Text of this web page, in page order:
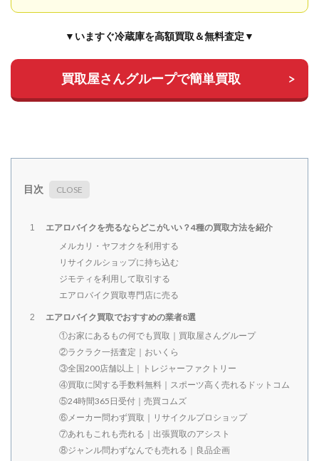
▼いますぐ冷蔵庫を高額買取＆無料査定▼
買取屋さんグループで簡単買取
目次
1
エアロバイクを売るならどこがいい？4種の買取方法を紹介
メルカリ・ヤフオクを利用する
リサイクルショップに持ち込む
ジモティを利用して取引する
エアロバイク買取専門店に売る
2
エアロバイク買取でおすすめの業者8選
①お家にあるもの何でも買取｜買取屋さんグループ
②ラクラク一括査定｜おいくら
③全国200店舗以上｜トレジャーファクトリー
④買取に関する手数料無料｜スポーツ高く売れるドットコム
⑤24時間365日受付｜売買コムズ
⑥メーカー問わず買取｜リサイクルプロショップ
⑦あれもこれも売れる｜出張買取のアシスト
⑧ジャンル問わずなんでも売れる｜良品企画